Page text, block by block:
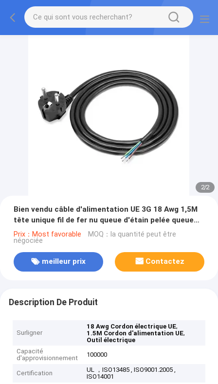
2/2
Bien vendu câble d'alimentation UE 3G 18 Awg 1,5M
tête unique fil de fer nu queue d'étain pelée queue
pour appareil électroménager ou outil électrique
Prix：Most favorable MOQ：la quantité peut être
négociée
meilleur prix Contactez
Description De Produit
Surligner
18 Awg Cordon électrique UE,
1.5M Cordon d'alimentation UE,
Outil électrique
Capacité
d'approvisionnement
100000
Certification
UL ，ISO13485 , ISO9001.2005 ,
ISO14001